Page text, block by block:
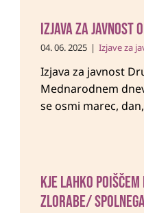
Izjava za javnost
04. 06. 2025 | Izjave za
Izjava za javnost
Mednarodnem
se osmi marec,
Kje lahko
zlorabe/